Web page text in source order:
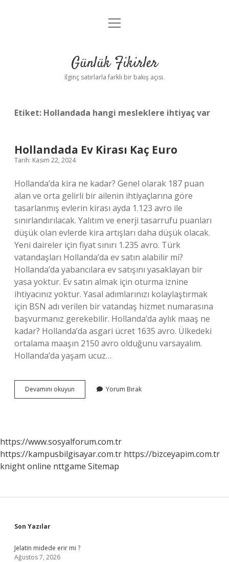
Anasayfa
Yasal Uyarı
menüyü
Günlük Fikirler
İlginç satırlarla farklı bir bakış açısı.
Etiket: Hollandada hangi mesleklere ihtiyaç var
Hollandada Ev Kirası Kaç Euro
Tarih: Kasım 22, 2024
Hollanda’da kira ne kadar? Genel olarak 187 puan
alan ve orta gelirli bir ailenin ihtiyaçlarına göre
tasarlanmış evlerin kirası ayda 1.123 avro ile
sınırlandırılacak. Yalıtım ve enerji tasarrufu puanları
düşük olan evlerde kira artışları daha düşük olacak.
Yeni daireler için fiyat sınırı 1.235 avro. Türk
vatandaşları Hollanda’da ev satın alabilir mi?
Hollanda’da yabancılara ev satışını yasaklayan bir
yasa yoktur. Ev satın almak için oturma iznine
ihtiyacınız yoktur. Yasal adımlarınızı kolaylaştırmak
için BSN adı verilen bir vatandaş hizmet numarasına
başvurmanız gerekebilir. Hollanda’da aylık maaş ne
kadar? Hollanda’da asgari ücret 1635 avro. Ülkedeki
ortalama maaşın 2150 avro olduğunu varsayalım.
Hollanda’da yaşam ucuz…
Devamını okuyun Hollandada
Ev
Yorum Bırak
https://www.sosyalforum.com.tr
https://kampusbilgisayar.com.tr https://bizceyapim.com.tr
knight online nttgame Sitemap
Sidebar
Son Yazılar
Jelatin midede erir mi ?
Ağustos 7, 2026